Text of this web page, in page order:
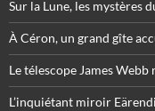
Sur la Lune, les mystères
À Céron, un grand gîte
Le télescope James
L’inquiétant miroir